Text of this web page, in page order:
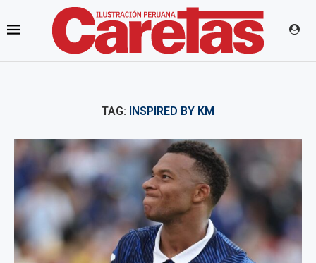
TAG: INSPIRED BY KM